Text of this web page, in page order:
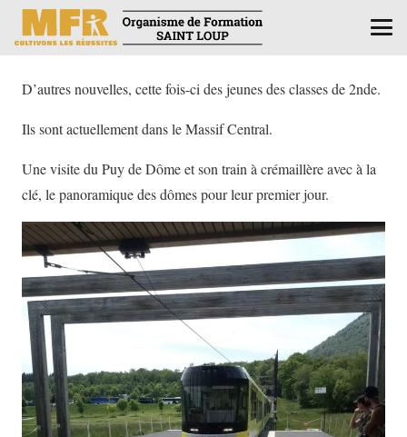
D’autres nouvelles, cette fois-ci des jeunes des classes de 2nde.
Ils sont actuellement dans le Massif Central.
Une visite du Puy de Dôme et son train à crémaillère avec à la
clé, le panoramique des dômes pour leur premier jour.